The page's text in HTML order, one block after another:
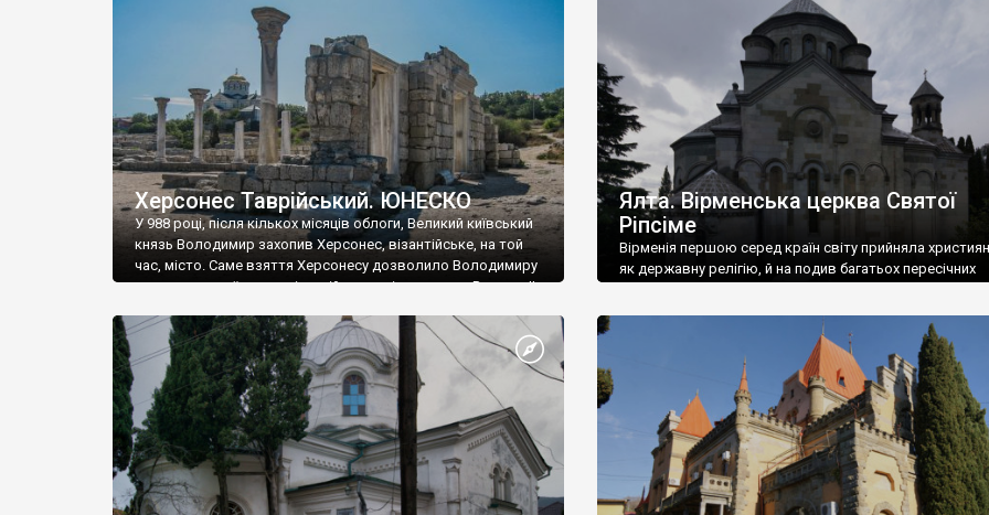
візантійської доби. Раритети викрадені з фондів об’єкту
культурної спадщини ЮНЕСКО «Херсонеса Таврійського».
Офіційно – на виставку «Золото Візантії», але експерти та
влада в Україні вважають це лише […]
називаються «повстяками» (postaki)…” “Вино. Крим
виробляє відмінне вино і його вдосталь: воно все
легке біле і дуже […]
Херсонес Таврійський. ЮНЕСКО
У 988 році, після кількох місяців облоги, Великий київський
князь Володимир захопив Херсонес, візантійське, на той
час, місто. Саме взяття Херсонесу дозволило Володимиру
диктувати свої умови візантійському імператору Василю ІІ,
Херсонесі Володимир-язичник, став Василем-
християнином. А потім було Хрещення Русі. На честь
Херсонесу Таврійського названо місто […]
Ялта. Вірменська церква Святої
Ріпсіме
Вірменія першою серед країн світу прийняла
як державну релігію, й на подив багатьох пересічних